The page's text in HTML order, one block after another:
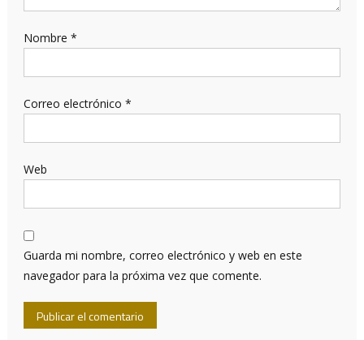
Nombre *
Correo electrónico *
Web
Guarda mi nombre, correo electrónico y web en este
navegador para la próxima vez que comente.